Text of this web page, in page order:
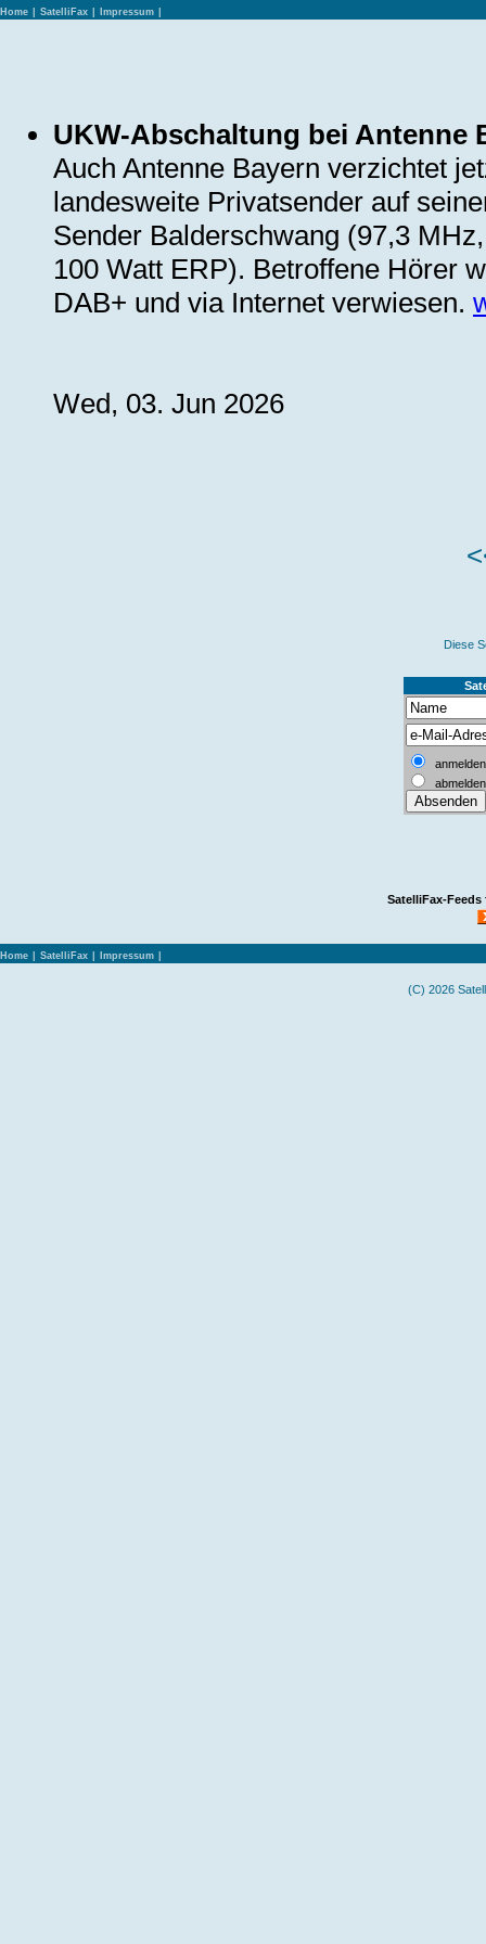
Home SatelliFax Impressum
UKW-Abschaltung bei Antenne
Auch Antenne Bayern verzichtet
landesweite Privatsender auf
Sender Balderschwang (97,3
100 Watt ERP). Betroffene Hörer
DAB+ und via Internet verwiesen.
Wed, 03. Jun 2026
Diese S
anmelden
abmelden
SatelliFax-Feeds
Home SatelliFax Impressum
(C) 2026